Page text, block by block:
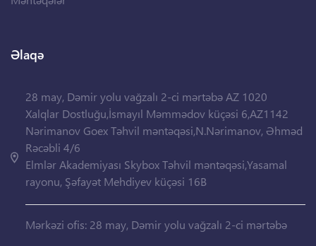
Əlaqə
28 may, Dəmir yolu vağzalı 2-ci mərtəbə AZ 1020
Xalqlar Dostluğu,İsmayıl Məmmədov küçəsi 6,AZ1142
Nərimanov Goex Təhvil məntəqəsi,N.Nərimanov, Əhməd
Rəcəbli 4/6
Elmlər Akademiyası Skybox Təhvil məntəqəsi,Yasamal
rayonu, Şəfayət Mehdiyev küçəsi 16B
Mərkəzi ofis: 28 may, Dəmir yolu vağzalı 2-ci mərtəbə